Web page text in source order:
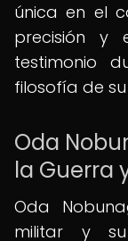
única en el
precisión y
testimonio
filosofía de
Oda
la Guerra
Oda
militar y